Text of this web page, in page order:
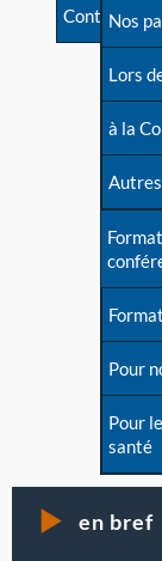
ContactNos
Lors
à la
Pour
Pour
santé
en bref